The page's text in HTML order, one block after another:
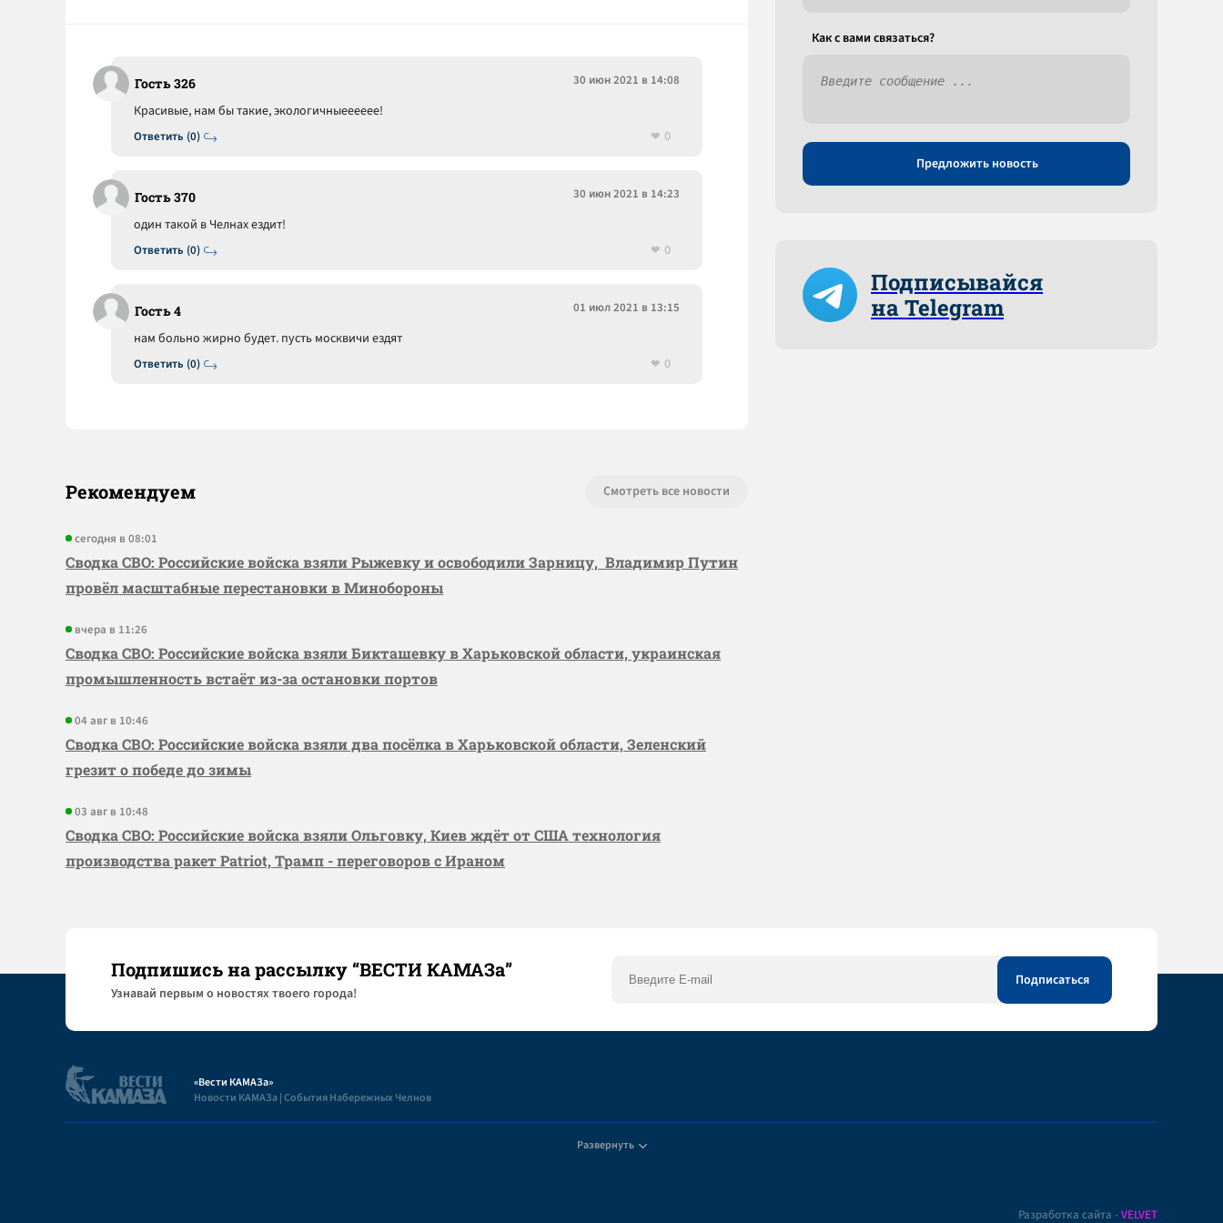
Гость 326 30 июн 2021 в 14:08
Ответить (0)
Красивые, нам бы такие, экологичныееееее!
0
Гость 370 30 июн 2021 в 14:23
Ответить (0)
один такой в Челнах ездит!
0
Гость 4 01 июл 2021 в 13:15
Ответить (0)
нам больно жирно будет. пусть москвичи ездят
0
Рекомендуем Смотреть все новости
сегодня в 08:01
Сводка СВО: Российские войска взяли Рыжевку и освободили Зарницу, Владимир Путин
провёл масштабные перестановки в Минобороны
вчера в 11:26
Сводка СВО: Российские войска взяли Бикташевку в Харьковской области, украинская
промышленность встаёт из-за остановки портов
04 авг в 10:46
Сводка СВО: Российские войска взяли два посёлка в Харьковской области, Зеленский
грезит о победе до зимы
03 авг в 10:48
Сводка СВО: Российские войска взяли Ольговку, Киев ждёт от США технология
производства ракет Patriot, Трамп - переговоров с Ираном
Как c вами связаться?
Предложить новость
Подписывайся
на Telegram
Подпишись на рассылку “ВЕСТИ КАМАЗа”
Узнaвай первым о новостях твоего города!
«Вести КАМАЗа»
Новости КАМАЗа | События Набережных Челнов
Развернуть
Разработка сайта -VELVET